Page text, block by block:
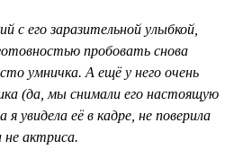
с его заразительной улыбкой,
пробовать снова
умничка. А ещё у него очень
(да, мы снимали его настоящую
я увидела её в кадре, не поверила
актриса.